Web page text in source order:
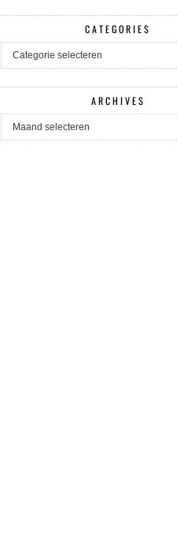
CATEGORIES
CATEGORIES
ARCHIVES
ARCHIVES